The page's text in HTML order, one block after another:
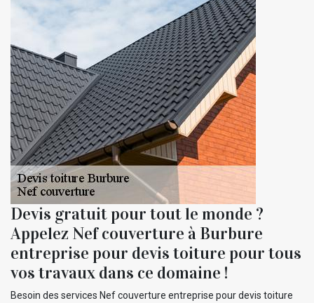
Devis gratuit pour tout le monde ?
Appelez Nef couverture à Burbure
entreprise pour devis toiture pour tous
vos travaux dans ce domaine !
Besoin des services Nef couverture entreprise pour devis toiture